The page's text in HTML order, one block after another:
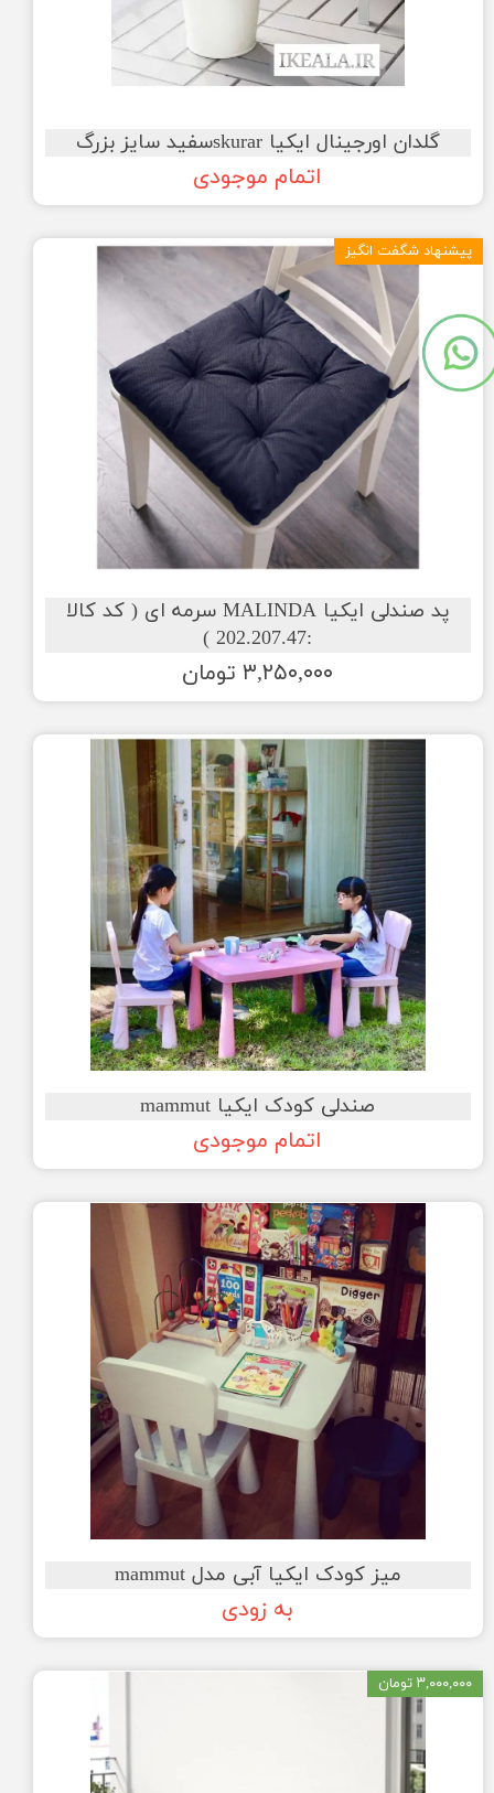
گلدان اورجینال ایکیا skurarسفید سایز بزرگ
اتمام موجودی
پد صندلی ایکیا MALINDA سرمه ای ( کد کالا
:202.207.47 )
۳,۲۵۰,۰۰۰ تومان
پیشنهاد شگفت انگیز
صندلی کودک ایکیا mammut
اتمام موجودی
میز کودک ایکیا آبی مدل mammut
به زودی
۳,۰۰۰,۰۰۰ تومان